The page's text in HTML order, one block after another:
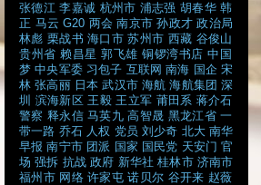
张德江 李嘉诚 杭州市 浦志强 胡春华 韩
正 马云 G20 两会 南京市 孙政才 政治局
林彪 栗战书 海口市 苏州市 西藏 谷俊山
贵州省 赖昌星 郭飞雄 铜锣湾书店 中国
梦 中央军委 习包子 互联网 南海 国企 宋
林 张高丽 日本 武汉市 海航 海航集团 深
圳
滨海新区 王毅 王立军 莆田系 蒋介石
警察 释永信 马英九 高智晟 黑龙江省 一
带一路 乔石 人权 党员 刘少奇 北大 南华
早报 南宁市 团派 国家 国民党 天安门 官
场 强拆 抗战 政府 新华社 桂林市 济南市
福州市 网络 许家屯 诺贝尔 谷开来 赵薇